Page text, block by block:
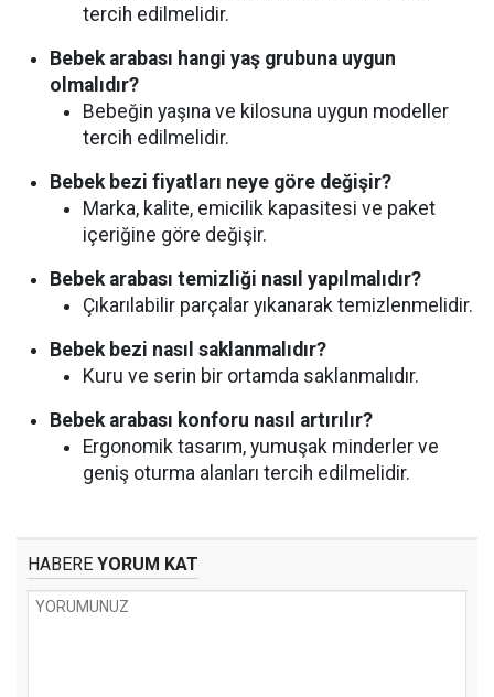
tercih edilmelidir.
Bebek arabası hangi yaş grubuna uygun
olmalıdır?
Bebeğin yaşına ve kilosuna uygun modeller
tercih edilmelidir.
Bebek bezi fiyatları neye göre değişir?
Marka, kalite, emicilik kapasitesi ve paket
içeriğine göre değişir.
Bebek arabası temizliği nasıl yapılmalıdır?
Çıkarılabilir parçalar yıkanarak temizlenmelidir.
Bebek bezi nasıl saklanmalıdır?
Kuru ve serin bir ortamda saklanmalıdır.
Bebek arabası konforu nasıl artırılır?
Ergonomik tasarım, yumuşak minderler ve
geniş oturma alanları tercih edilmelidir.
HABERE YORUM KAT